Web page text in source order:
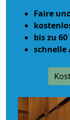
Faire
bis zu
schnelle